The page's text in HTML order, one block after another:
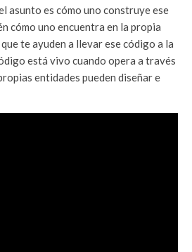
asunto es cómo uno construye ese
cómo uno encuentra en la propia
te ayuden a llevar ese código a la
está vivo cuando opera a través
entidades pueden diseñar e